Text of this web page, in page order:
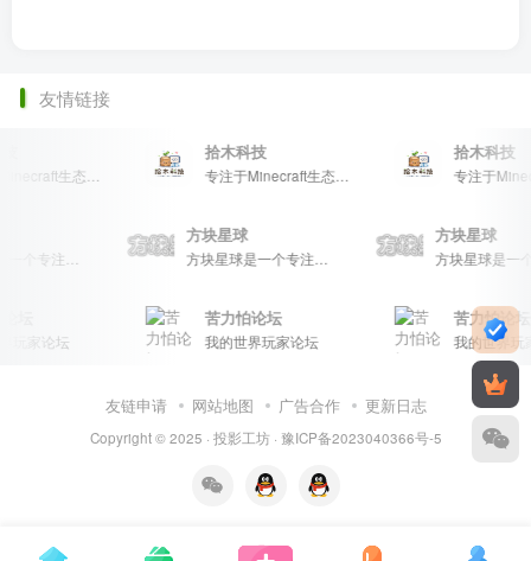
友情链接
专注于Minecraft生态建设
拾木科技
专注于Minecraft生态建设
拾木科技
方块星球是一个专注于我的世界的中文论坛，提供丰富的资源分享、玩家交流和创意展示，包括地图、皮肤、数据包等内容，打造Minecraft玩家的专属社区乐园！
方块星球
方块星球是一个专注于我的世界的中文论坛，提供丰富的资源分享、玩家交流和创意展示，包括地图、皮肤、数据包等内容，打造Minecraft玩家的专属社区乐园！
方块星球
玩家论坛
苦力怕论坛
我的世界玩家论坛
苦力怕论坛
我的世界玩
友链申请 网站地图 广告合作 更新日志
Copyright © 2025 · 投影工坊· 豫ICP备2023040366号-5